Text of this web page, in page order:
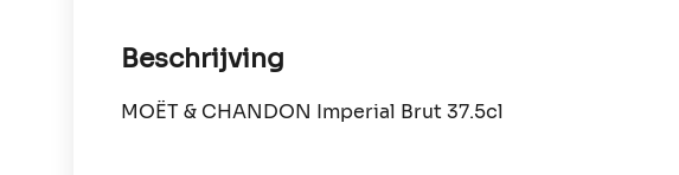
Beschrijving
MOËT & CHANDON Imperial Brut 37.5cl